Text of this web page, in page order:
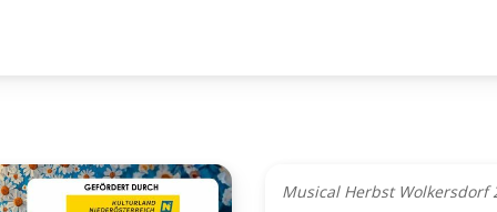
Musical Herbst Wolkersdorf